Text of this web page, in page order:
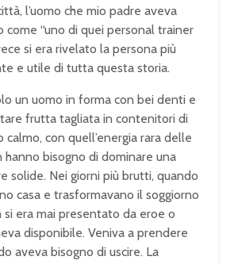
l’uomo che mio padre aveva
come “uno di quei personal trainer
si era rivelato la persona più
e utile di tutta questa storia.
un uomo in forma con bei denti e
frutta tagliata in contenitori di
calmo, con quell’energia rara delle
hanno bisogno di dominare una
solide. Nei giorni più brutti, quando
casa e trasformavano il soggiorno
si era mai presentato da eroe o
disponibile. Veniva a prendere
aveva bisogno di uscire. La